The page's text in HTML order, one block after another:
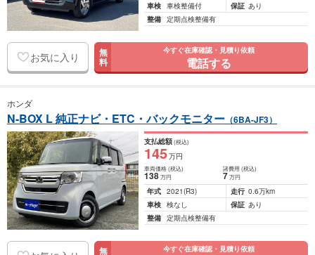
車検 車検整備付 保証 あり
整備 定期点検整備有
お気に入り 無
料
今すぐ在庫確認・見積り依頼
電話する
ホンダ
N-BOX L 純正ナビ・ETC・バックモニター （6BA-JF3）
支払総額(税込)
145万円
車両価格(税込)
138万円
諸費用 (税込)
7 万円
年式 2021(R3) 走行 0.6万km
車検 検なし 保証 あり
整備 定期点検整備有
無 今すぐ在庫確認・見積り依頼